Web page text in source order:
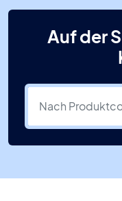
Auf der